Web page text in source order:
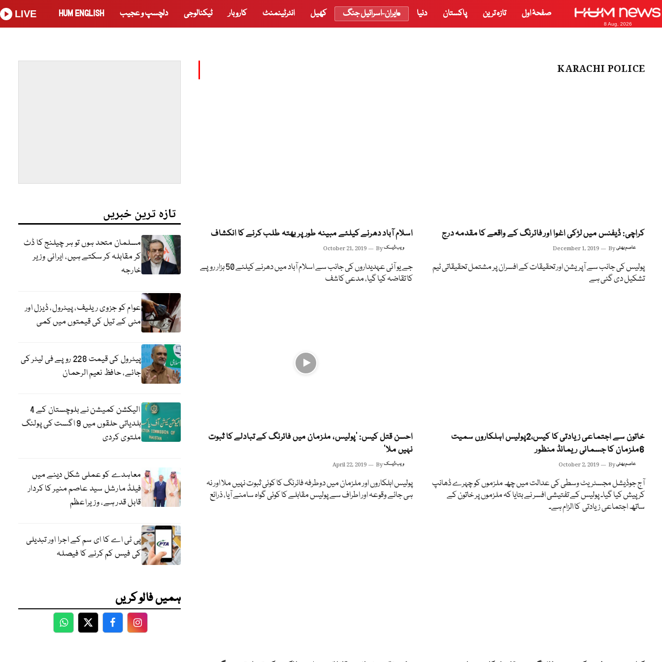
8 Aug, 2026
صفحۂ اول تازہ ترین پاکستان دنیا ایران-اسرائیل جنگ کھیل انٹرٹینمنٹ کاروبار ٹیکنالوجی دلچسپ و عجیب HUM ENGLISH
LIVE
KARACHI POLICE
کراچی: ڈیفنس میں لڑکی اغوا اور فائرنگ کے واقعے کا مقدمہ درج
December 1, 2019 Byعاصم بھٹی
پولیس کی جانب سے آپریشن اور تحقیقات کے افسران پر مشتمل تحقیقاتی ٹیم
تشکیل دی گئی ہے
اسلام آباد دھرنے کیلئے مبینہ طور پر بھتہ طلب کرنے کا انکشاف
October 21, 2019 Byویب ڈیسک
جے یو آئی عہدیداروں کی جانب سے اسلام آباد میں دھرنے کیلئے 50 ہزار روپے
کا تقاضہ کیا گیا، مدعی کاشف
خاتون سے اجتماعی زیادتی کا کیس،2پولیس اہلکاروں سمیت
6ملزمان کا جسمانی ریمانڈ منظور
October 2, 2019 Byعاصم بھٹی
آج جوڈیشل مجسٹریٹ وسطی کی عدالت میں چھ ملزموں کو چہرے ڈھانپ
کر پیش کیا گیا۔ پولیس کے تفتیشی افسر نے بتایا کہ ملزموں پر خاتون کے
ساتھ اجتماعی زیادتی کا الزام ہے۔
احسن قتل کیس: ’پولیس، ملزمان میں فائرنگ کے تبادلے کا ثبوت
نہیں ملا‘
April 22, 2019 Byویب ڈیسک
پولیس اہلکاروں اور ملزمان میں دوطرفہ فائرنگ کا کوئی ثبوت نہیں ملا اور نہ
ہی جائے وقوعہ اور اطراف سے پولیس مقابلے کا کوئی گواہ سامنے آیا، ذرائع
تازہ ترین خبریں
مسلمان متحد ہوں تو ہر چیلنج کا ڈٹ
کر مقابلہ کر سکتے ہیں، ایرانی وزیر
خارجہ
عوام کو جزوی ریلیف، پیٹرول، ڈیزل اور
مٹی کے تیل کی قیمتوں میں کمی
پیٹرول کی قیمت 228 روپے فی لیٹر کی
جائے، حافظ نعیم الرحمان
الیکشن کمیشن نے بلوچستان کے 4
بلدیاتی حلقوں میں 9 اگست کی پولنگ
ملتوی کردی
معاہدے کو عملی شکل دینے میں
فیلڈ مارشل سید عاصم منیر کا کردار
قابل قدر ہے، وزیراعظم
پی ٹی اے کا ای سم کے اجرا اور تبدیلی
کی فیس کم کرنے کا فیصلہ
ہمیں فالو کریں
WhatsApp
TwitterFacebookFacebook